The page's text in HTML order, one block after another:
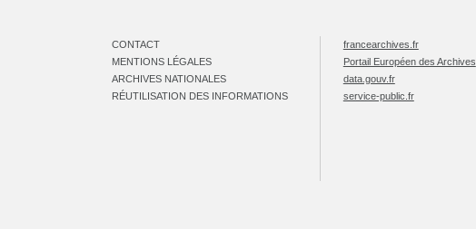
CONTACT
MENTIONS LÉGALES
ARCHIVES NATIONALES
RÉUTILISATION DES INFORMATIONS
francearchives.fr
Portail Européen des Archives
data.gouv.fr
service-public.fr